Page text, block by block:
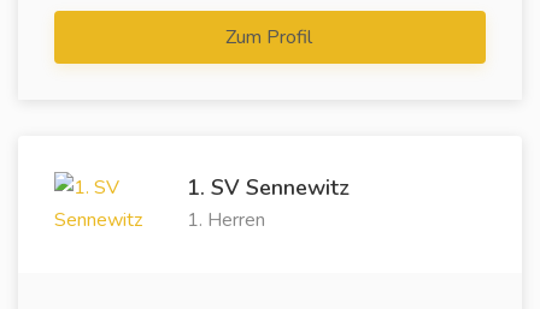
Zum Profil
1. SV Sennewitz
1. Herren